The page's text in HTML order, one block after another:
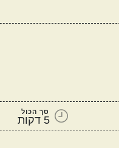
סך הכול
5 דקות